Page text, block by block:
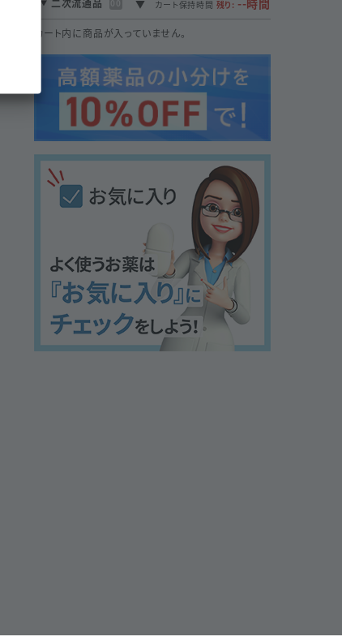
カート保持時間 残り: --時間
カート内に商品が入っていません。